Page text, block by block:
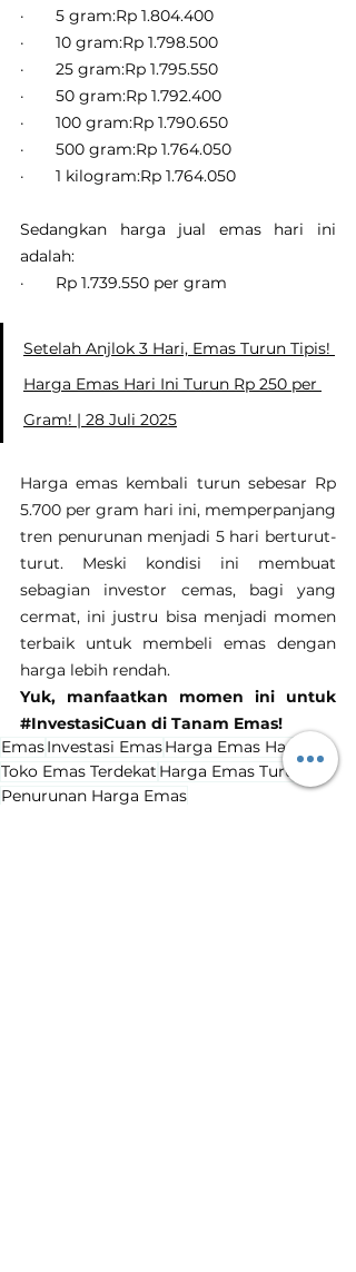
·       5 gram:Rp 1.804.400
·       10 gram:Rp 1.798.500
·       25 gram:Rp 1.795.550
·       50 gram:Rp 1.792.400
·       100 gram:Rp 1.790.650
·       500 gram:Rp 1.764.050
·       1 kilogram:Rp 1.764.050
Sedangkan harga jual emas hari ini
adalah:
·       Rp 1.739.550 per gram
Setelah Anjlok 3 Hari, Emas Turun Tipis!
Harga Emas Hari Ini Turun Rp 250 per
Gram! | 28 Juli 2025
Harga emas kembali turun sebesar Rp
5.700 per gram hari ini, memperpanjang
tren penurunan menjadi 5 hari berturut-
turut. Meski kondisi ini membuat
sebagian investor cemas, bagi yang
cermat, ini justru bisa menjadi momen
terbaik untuk membeli emas dengan
harga lebih rendah.
#InvestasiCuan di Tanam Emas!
EmasInvestasi EmasHarga Emas Hari Ini
Toko Emas Terdekat Harga Emas Turun
Penurunan Harga Emas